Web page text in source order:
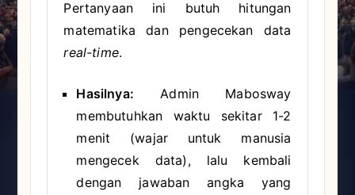
Pertanyaan ini butuh hitungan
matematika dan pengecekan data
real-time.
Hasilnya: Admin Mabosway
membutuhkan waktu sekitar 1-2
menit (wajar untuk manusia
mengecek data), lalu kembali
dengan jawaban angka yang